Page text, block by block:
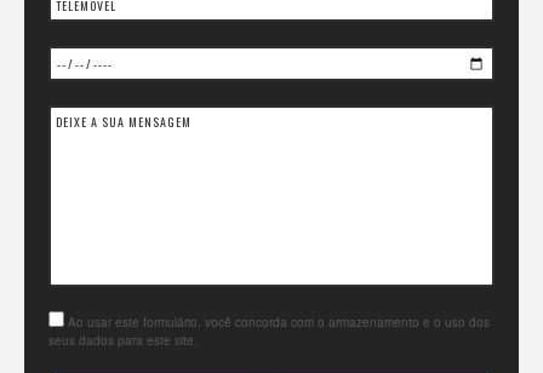
Ao usar este formulário, você concorda com o armazenamento e o uso dos
seus dados para este site.